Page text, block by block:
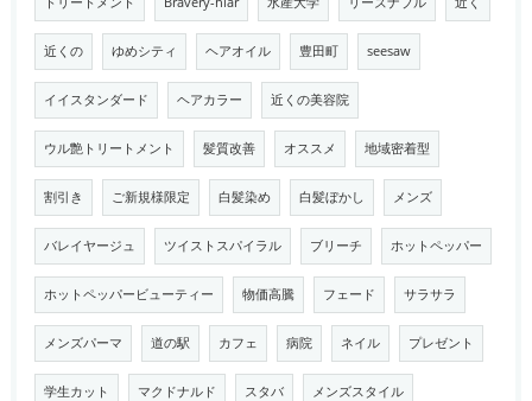
近くの ゆめシティ ヘアオイル 豊田町 seesaw
イイスタンダード ヘアカラー 近くの美容院
ウル艶トリートメント 髪質改善 オススメ 地域密着型
割引き ご新規様限定 白髪染め 白髪ぼかし メンズ
バレイヤージュ ツイストスパイラル ブリーチ ホットペッパー
ホットペッパービューティー 物価高騰 フェード サラサラ
メンズパーマ 道の駅 カフェ 病院 ネイル プレゼント
学生カット マクドナルド スタバ メンズスタイル